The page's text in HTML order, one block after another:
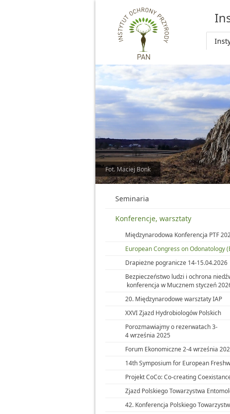
Przejdź do głównej treści
Fot. Maciej Bonk
Seminaria
Konferencje, warsztaty
Międzynarodowa Konferencja PTF
European Congress on Odonatology
Drapieżne pogranicze 14-15.04.2026
Bezpieczeństwo ludzi i ochrona
konferencja w Mucznem styczeń
20. Międzynarodowe warsztaty IAP
XXVI Zjazd Hydrobiologów Polskich
Porozmawiajmy o rezerwatach 3-
4 września 2025
Forum Ekonomiczne 2-4 września
14th Symposium for European
Projekt CoCo: Co-creating
Zjazd Polskiego Towarzystwa
42. Konferencja Polskiego